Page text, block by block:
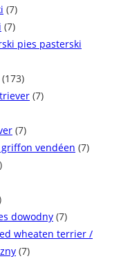
(7)
(7)
pies pasterski
(173)
(7)
(7)
vendéen (7)
dowodny (7)
wheaten terrier /
(7)